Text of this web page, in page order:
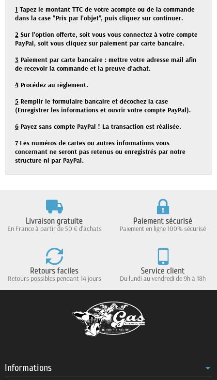
1 Tapez le montant TTC de votre acompte ou de la commande
dans la case "Prix par l'objet", puis cliquez sur continuer.
2 Sur l'option offerte, soit vous vous connectez à votre compte
PayPal, soit vous cliquez sur paiement par carte bancaire.
3 Paiement par carte bancaire : mettre votre adresse mail afin
de recevoir la commande et la preuve d'achat.
4 Procédez au règlement.
5 Remplir le formulaire bancaire et décochez la case
(Enregistrer les informations et ouvrir votre compte PayPal).
6 Payez sans compte PayPal ! La transaction est réalisée.
7Les numéros de cartes ou autres informations vous
concernant ne seront pas retenus ou enregistrés par notre
structure ni par PayPal.
Livraison gratuite
En France à partir de 50 € d'achats
Paiement sécurisé
Paiement en ligne 100% sécurisé
Retours faciles
Retours possibles pendant 14 jours
Service client
Du lundi au vendredi de 9h à 18h
Informations